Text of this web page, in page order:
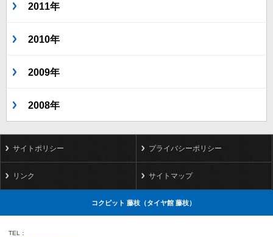
2011年
2010年
2009年
2008年
サイトポリシー プライバシーポリシー
リンク サイトマップ
コクピット 藤枝（タイヤ館 藤枝）
TEL